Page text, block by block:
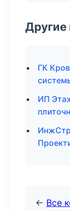
Другие
ГК
ИП
← Все